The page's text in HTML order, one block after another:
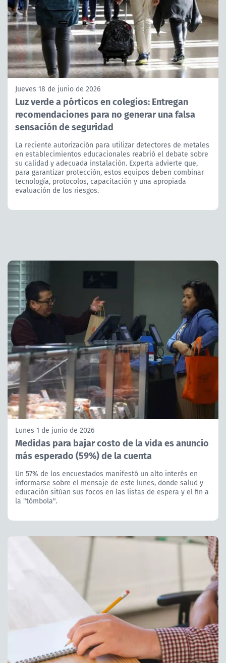
Jueves 18 de junio de 2026
Luz verde a pórticos en colegios: Entregan
recomendaciones para no generar una falsa
sensación de seguridad
La reciente autorización para utilizar detectores de metales
en establecimientos educacionales reabrió el debate sobre
su calidad y adecuada instalación. Experta advierte que,
para garantizar protección, estos equipos deben combinar
tecnología, protocolos, capacitación y una apropiada
evaluación de los riesgos.
Lunes 1 de junio de 2026
Medidas para bajar costo de la vida es anuncio
más esperado (59%) de la cuenta
Un 57% de los encuestados manifestó un alto interés en
informarse sobre el mensaje de este lunes, donde salud y
educación sitúan sus focos en las listas de espera y el fin a
la "tómbola".